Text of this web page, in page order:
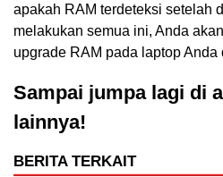
apakah RAM terdeteksi setelah
melakukan semua ini, Anda
upgrade RAM pada laptop Anda
Sampai jumpa lagi di
lainnya!
BERITA TERKAIT